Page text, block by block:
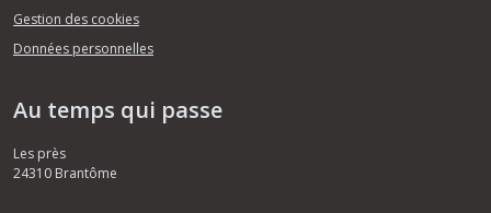
Gestion des cookies
Données personnelles
Au temps qui passe
Les près
24310 Brantôme